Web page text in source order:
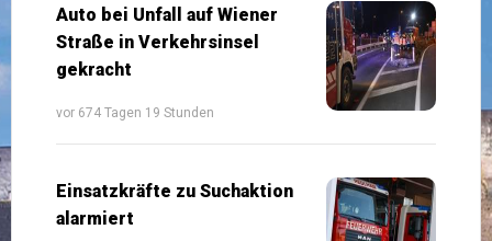
Auto bei Unfall auf Wiener
Straße in Verkehrsinsel
gekracht
vor 674 Tagen 19 Stunden
Einsatzkräfte zu Suchaktion
alarmiert